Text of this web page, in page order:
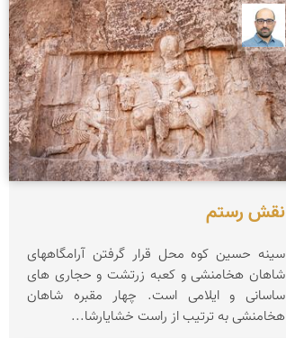
بابک ارجمندی
نقش رستم
سینه حسین كوه محل قرار گرفتن آرامگاههای
شاهان هخامنشی و كعبه زرتشت و حجاری های
ساسانی و ایلامی است. چهار مقبره شاهان
هخامنشی به ترتیب از راست خشایارشا...